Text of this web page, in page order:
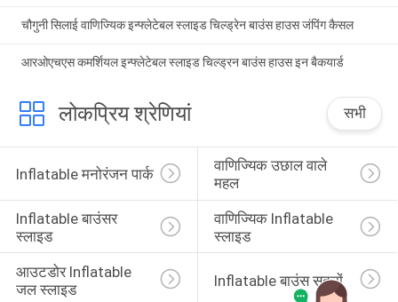
चौगुनी सिलाई वाणिज्यिक इन्फ्लेटेबल स्लाइड चिल्ड्रेन बाउंस हाउस जंपिंग कैसल
आरओएचएस कमर्शियल इन्फ्लेटेबल स्लाइड चिल्ड्रन बाउंस हाउस इन बैकयार्ड
लोकप्रिय श्रेणियां सभी
Inflatable मनोरंजन पार्क
वाणिज्यिक उछाल वाले
महल
Inflatable बाउंसर
स्लाइड
वाणिज्यिक Inflatable
स्लाइड
आउटडोर Inflatable
जल स्लाइड
Inflatable बाउंस सदनों